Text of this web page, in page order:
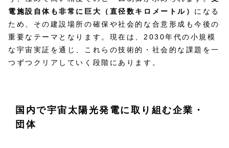
電施設自体も非常に巨大（直径数キロメートル） になる
ため、その建設場所の確保や社会的な合意形成も今後の
重要なテーマとなります。現在は、2030年代の小規模
な宇宙実証を通じ、これらの技術的・社会的な課題を一
つずつクリアしていく段階にあります。
国内で宇宙太陽光発電に取り組む企業・
団体